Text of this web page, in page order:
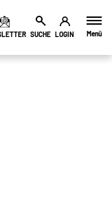
Menü
SUCHE LOGIN